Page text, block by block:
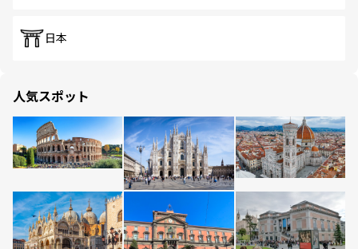
日本
人気スポット